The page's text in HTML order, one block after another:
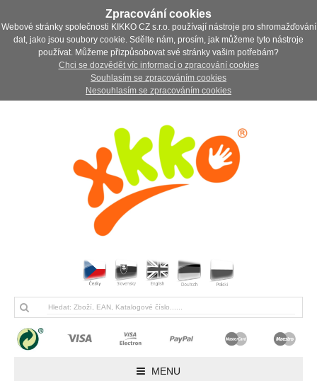
Zpracování cookies
Webové stránky společnosti KIKKO CZ s.r.o. používají nástroje pro shromažďování
dat, jako jsou soubory cookie. Sdělte nám, prosím, jak můžeme tyto nástroje
používat. Můžeme přizpůsobovat své stránky vašim potřebám?
Chci se dozvědět víc informací o zpracování cookies
Souhlasím se zpracováním cookies
Nesouhlasím se zpracováním cookies
MENU